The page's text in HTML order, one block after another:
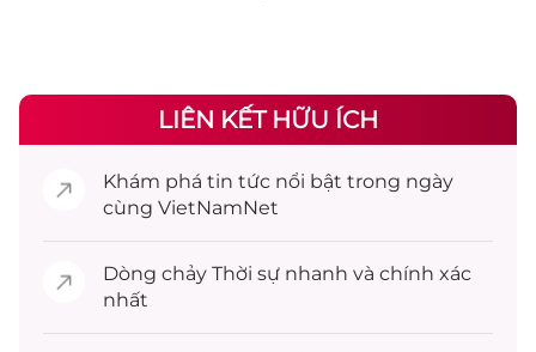
LIÊN KẾT HỮU ÍCH
Khám phá tin tức nổi bật trong ngày
cùng VietNamNet
Dòng chảy Thời sự nhanh và chính xác
nhất